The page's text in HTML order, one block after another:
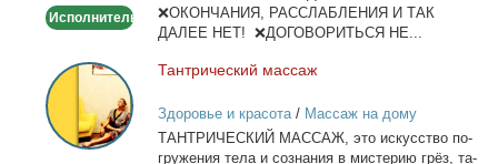
Исполнитель
❌ОКОНЧАНИЯ, РАССЛАБЛЕНИЯ И ТАК
ДАЛЕЕ НЕТ! ❌ДОГОВОРИТЬСЯ НЕ...
Тантрический
массаж
Тан­три­че­ский мас­саж
Здоровье и красота/ Массаж на дому
ТАНТРИЧЕСКИЙ МАССАЖ, это ис­кус­ство по­
гру­же­ния те­ла и со­зна­ния в ми­сте­рию грёз, та­